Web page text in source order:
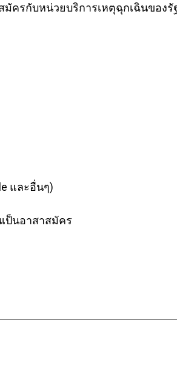
ครกับหน่วยบริการเหตุฉุกเฉินของรั
และอื่นๆ)
ป็นอาสาสมัคร